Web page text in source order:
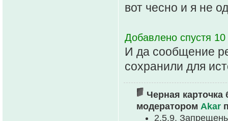
вот чесно и я не
Добавлено спустя
И да сообщение
сохранили для
Черная карточка
модератором Akar
2.5.9.